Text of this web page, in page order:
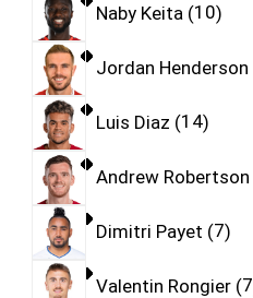
Naby Keita 10
Jordan Henderson
Luis Diaz 14
Andrew Robertson
Dimitri Payet 7
Valentin Rongier 7